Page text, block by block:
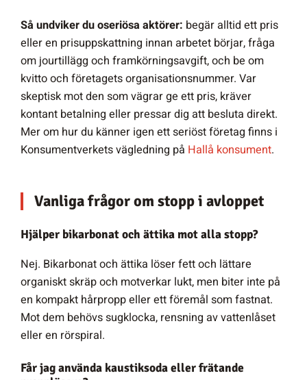
Så undviker du oseriösa aktörer: begär alltid ett pris
eller en prisuppskattning innan arbetet börjar, fråga
om jourtillägg och framkörningsavgift, och be om
kvitto och företagets organisationsnummer. Var
skeptisk mot den som vägrar ge ett pris, kräver
kontant betalning eller pressar dig att besluta direkt.
Mer om hur du känner igen ett seriöst företag finns i
Konsumentverkets vägledning på Hallå konsument.
Vanliga frågor om stopp i avloppet
Hjälper bikarbonat och ättika mot alla stopp?
Nej. Bikarbonat och ättika löser fett och lättare
organiskt skräp och motverkar lukt, men biter inte på
en kompakt hårpropp eller ett föremål som fastnat.
Mot dem behövs sugklocka, rensning av vattenlåset
eller en rörspiral.
Får jag använda kaustiksoda eller frätande